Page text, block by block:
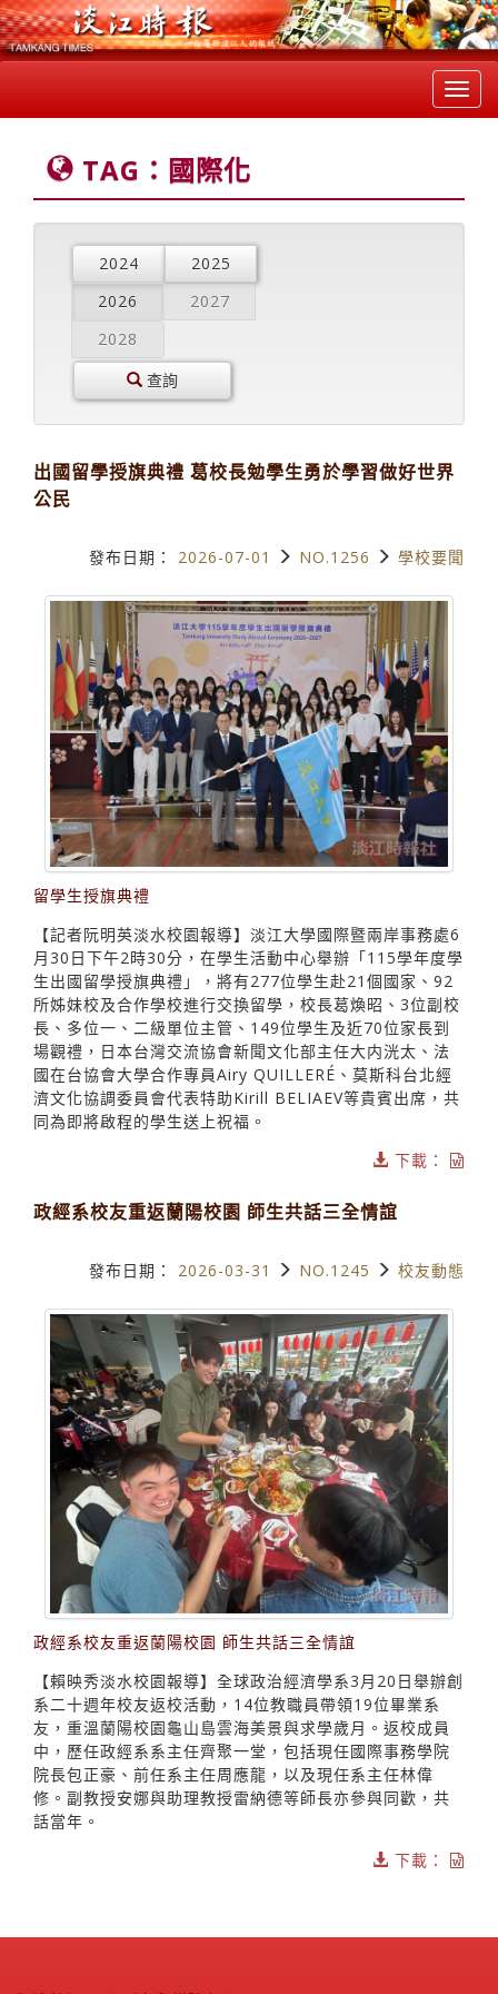
TAG：國際化
2024
2025
2026
2027
2028
查詢
出國留學授旗典禮 葛校長勉學生勇於學習做好世界
公民
發布日期： 2026-07-01 NO.1256 學校要聞
留學生授旗典禮
【記者阮明英淡水校園報導】淡江大學國際暨兩岸事務處6
月30日下午2時30分，在學生活動中心舉辦「115學年度學
生出國留學授旗典禮」，將有277位學生赴21個國家、92
所姊妹校及合作學校進行交換留學，校長葛煥昭、3位副校
長、多位一、二級單位主管、149位學生及近70位家長到
場觀禮，日本台灣交流協會新聞文化部主任大内洸太、法
國在台協會大學合作專員Airy QUILLERÉ、莫斯科台北經
濟文化協調委員會代表特助Kirill BELIAEV等貴賓出席，共
同為即將啟程的學生送上祝福。
下載：
政經系校友重返蘭陽校園 師生共話三全情誼
發布日期： 2026-03-31 NO.1245 校友動態
政經系校友重返蘭陽校園 師生共話三全情誼
【賴映秀淡水校園報導】全球政治經濟學系3月20日舉辦創
系二十週年校友返校活動，14位教職員帶領19位畢業系
友，重溫蘭陽校園龜山島雲海美景與求學歲月。返校成員
中，歷任政經系系主任齊聚一堂，包括現任國際事務學院
院長包正豪、前任系主任周應龍，以及現任系主任林偉
修。副教授安娜與助理教授雷納德等師長亦參與同歡，共
話當年。
下載：